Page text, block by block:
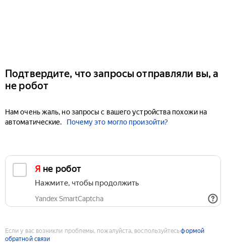
Подтвердите, что запросы отправляли вы, а
не робот
Нам очень жаль, но запросы с вашего устройства похожи на
автоматические.
Почему это могло произойти?
Я не робот
Нажмите, чтобы продолжить
Yandex SmartCaptcha
Если у вас возникли проблемы, пожалуйста, воспользуйтесьформой
обратной связи